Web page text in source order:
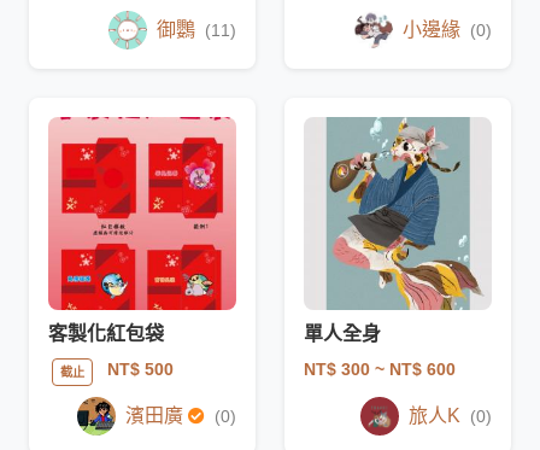
御鸚 (11) 小邊緣 (0)
客製化紅包袋
截止 NT$ 500
濱田廣 (0)
單人全身
NT$ 300 ~ NT$ 600
旅人K (0)